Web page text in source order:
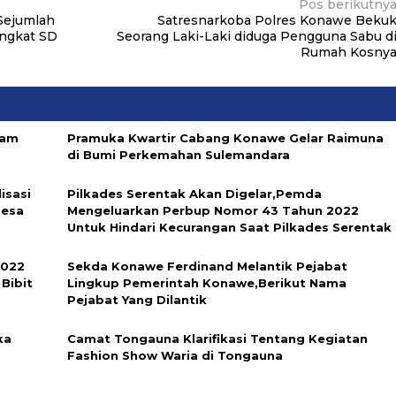
SD
Pos berikutnya
Satresnarkoba Polres Konawe Bekuk
Seorang Laki-Laki diduga Pengguna Sabu di
Rumah Kosnya
Pramuka Kwartir Cabang Konawe Gelar Raimuna
di Bumi Perkemahan Sulemandara
Pilkades Serentak Akan Digelar,Pemda
Mengeluarkan Perbup Nomor 43 Tahun 2022
Untuk Hindari Kecurangan Saat Pilkades Serentak
Bibit
Sekda Konawe Ferdinand Melantik Pejabat
Lingkup Pemerintah Konawe,Berikut Nama
Pejabat Yang Dilantik
Camat Tongauna Klarifikasi Tentang Kegiatan
Fashion Show Waria di Tongauna